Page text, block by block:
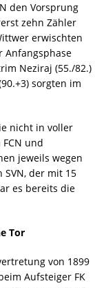
den Vorsprung
zehn Zähler
erwischten
Anfangsphase
Neziraj (55./82.)
sorgten im
nicht in voller
und
jeweils wegen
SVN, der mit 15
es bereits die
Tor
von 1899
Aufsteiger FK